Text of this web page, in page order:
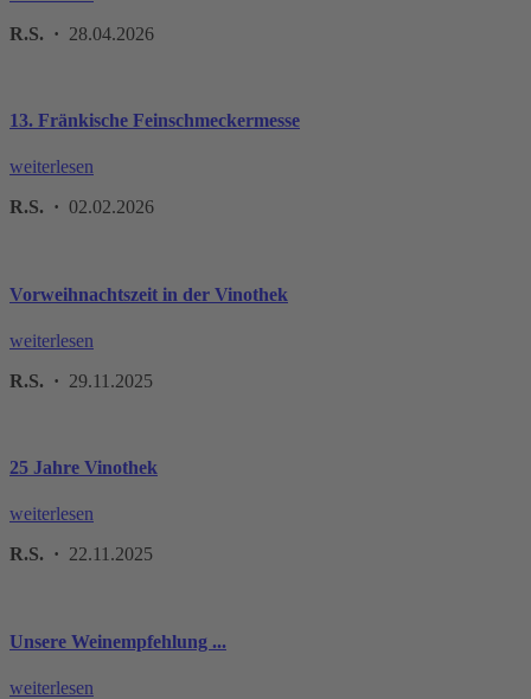
R.S. · 28.04.2026
13. Fränkische Feinschmeckermesse
weiterlesen
R.S. · 02.02.2026
Vorweihnachtszeit in der Vinothek
weiterlesen
R.S. · 29.11.2025
25 Jahre Vinothek
weiterlesen
R.S. · 22.11.2025
Unsere Weinempfehlung ...
weiterlesen